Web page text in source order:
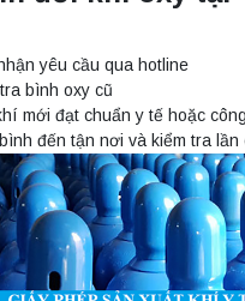
yêu cầu qua hotline
bình oxy cũ
mới đạt chuẩn y tế hoặc
đến tận nơi và kiểm tra lần